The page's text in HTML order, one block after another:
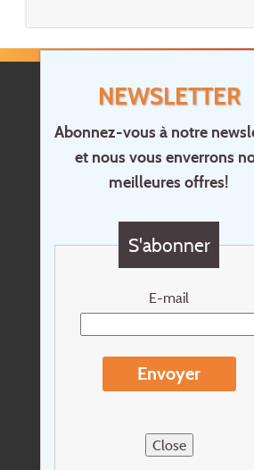
NEWSLETTER
Abonnez-vous à notre
et nous vous enverrons
meilleures offres!
S'abonner
E-mail
Envoyer
Close
Accueil
Contact
Questions?
Newsletter
Conditions de voyage
Sitemap